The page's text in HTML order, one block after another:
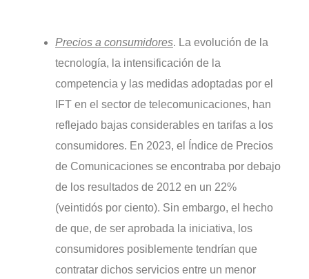
Precios a consumidores. La evolución de la
tecnología, la intensificación de la
competencia y las medidas adoptadas por el
IFT en el sector de telecomunicaciones, han
reflejado bajas considerables en tarifas a los
consumidores. En 2023, el Índice de Precios
de Comunicaciones se encontraba por debajo
de los resultados de 2012 en un 22%
(veintidós por ciento). Sin embargo, el hecho
de que, de ser aprobada la iniciativa, los
consumidores posiblemente tendrían que
contratar dichos servicios entre un menor